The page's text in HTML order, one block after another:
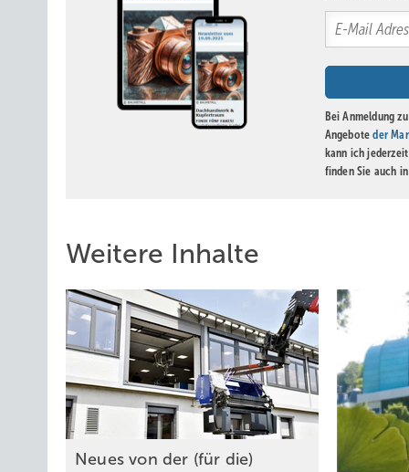
Bei Anmeldung
Angeboteder
kann ich
finden Sie auch
Weitere Inhalte
Neues von der (für die)